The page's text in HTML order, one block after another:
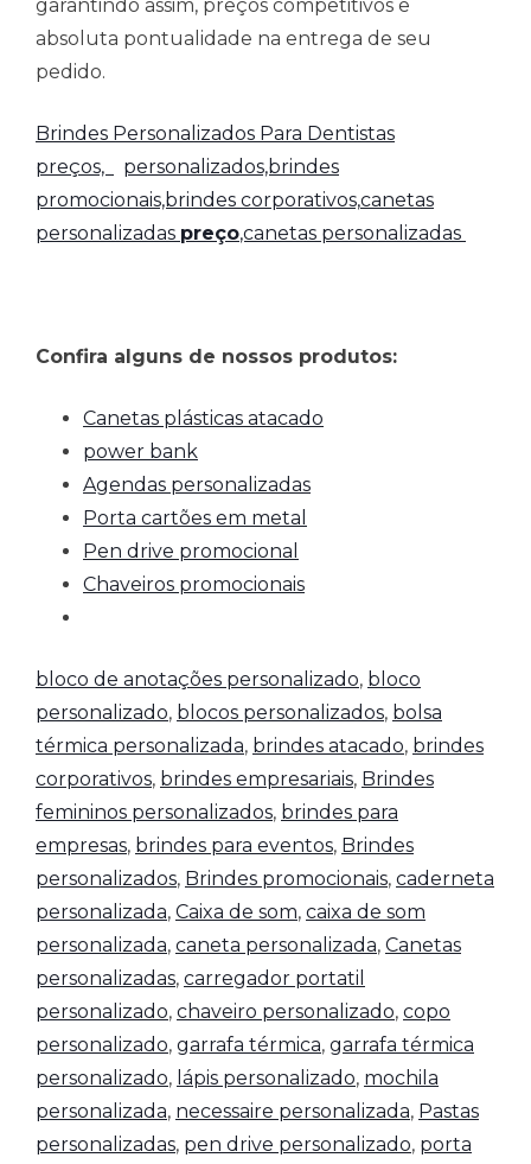
garantindo assim, preços competitivos e
absoluta pontualidade na entrega de seu
pedido.
Brindes Personalizados Para Dentistas
preços,
personalizados,brindes
promocionais,brindes corporativos,canetas
personalizadas preço,canetas personalizadas
Confira alguns de nossos produtos:
Canetas plásticas atacado
power bank
Agendas personalizadas
Porta cartões em metal
Pen drive promocional
Chaveiros promocionais
bloco de anotações personalizado, bloco
personalizado, blocos personalizados, bolsa
térmica personalizada, brindes atacado, brindes
corporativos, brindes empresariais, Brindes
femininos personalizados, brindes para
empresas, brindes para eventos, Brindes
personalizados, Brindes promocionais, caderneta
personalizada, Caixa de som, caixa de som
personalizada, caneta personalizada, Canetas
personalizadas, carregador portatil
personalizado, chaveiro personalizado, copo
personalizado, garrafa térmica, garrafa térmica
personalizado, lápis personalizado, mochila
personalizada, necessaire personalizada, Pastas
personalizadas, pen drive personalizado, porta